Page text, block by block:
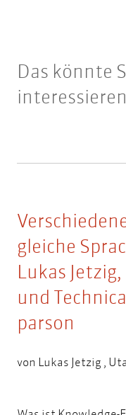
Das könnte
interessieren
gleiche
Lukas
und
parson
von Lukas Jetzig